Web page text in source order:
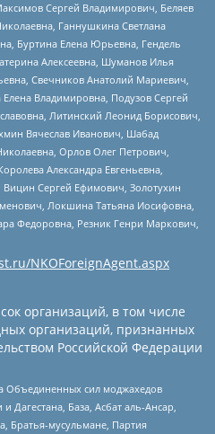
Сергей Владимирович, Беляев
Ганнушкина Светлана
Буртина Елена Юрьевна, Гендель
Алексеевна, Шуманов Илья
Свечников Анатолий Мариевич,
Владимировна, Подузов Сергей
Литинский Леонид Борисович,
Вячеслав Иванович, Шабад
Орлов Олег Петрович,
Александра Евгеньевна,
Сергей Ефимович, Золотухин
Локшина Татьяна Иосифовна,
Федоровна, Резник Генри Маркович,
NKOForeignAgent.aspx
организаций, в том числе
организаций, признанных
Российской Федерации
сил моджахедов
Дагестана, База, Асбат аль-Ансар,
Братья-мусульмане, Партия